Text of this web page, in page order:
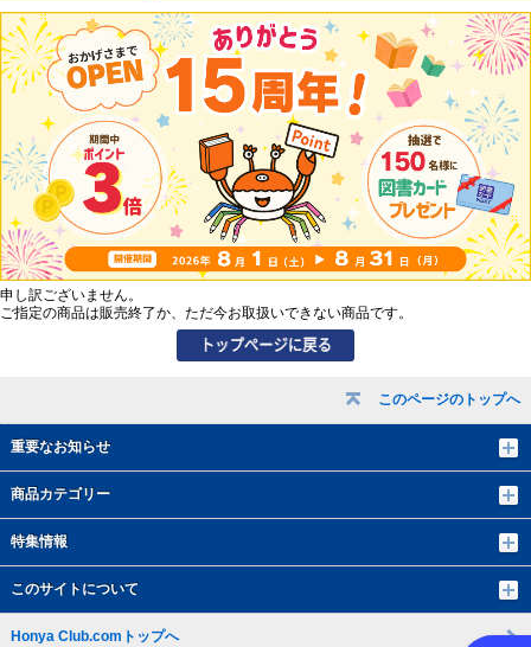
このページのトップへ
重要なお知らせ
商品カテゴリー
特集情報
このサイトについて
申し訳ございません。
ご指定の商品は販売終了か、ただ今お取扱いできない商品です。
Honya Club.comトップへ